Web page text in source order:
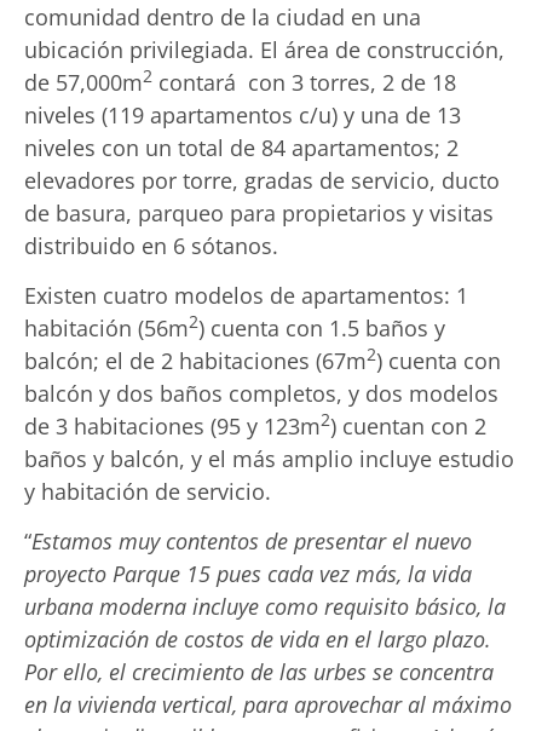
comunidad dentro de la ciudad en una
ubicación privilegiada. El área de construcción,
de 57,000m2 contará con 3 torres, 2 de 18
niveles (119 apartamentos c/u) y una de 13
niveles con un total de 84 apartamentos; 2
elevadores por torre, gradas de servicio, ducto
de basura, parqueo para propietarios y visitas
distribuido en 6 sótanos.
Existen cuatro modelos de apartamentos: 1
habitación (56m2) cuenta con 1.5 baños y
balcón; el de 2 habitaciones (67m2) cuenta con
balcón y dos baños completos, y dos modelos
de 3 habitaciones (95 y 123m2) cuentan con 2
baños y balcón, y el más amplio incluye estudio
y habitación de servicio.
“Estamos muy contentos de presentar el nuevo
proyecto Parque 15 pues cada vez más, la vida
urbana moderna incluye como requisito básico, la
optimización de costos de vida en el largo plazo.
Por ello, el crecimiento de las urbes se concentra
en la vivienda vertical, para aprovechar al máximo